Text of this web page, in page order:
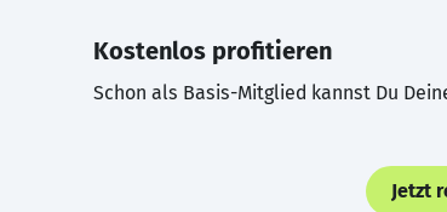
Kostenlos profitieren
Schon als Basis-Mitglied kannst Du
Jetzt